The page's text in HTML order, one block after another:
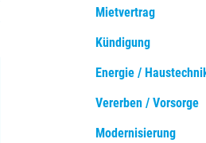
Mietvertrag
Kündigung
Energie /
Vererben / Vorsorge
Modernisierung